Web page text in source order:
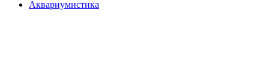
Аквариумистика